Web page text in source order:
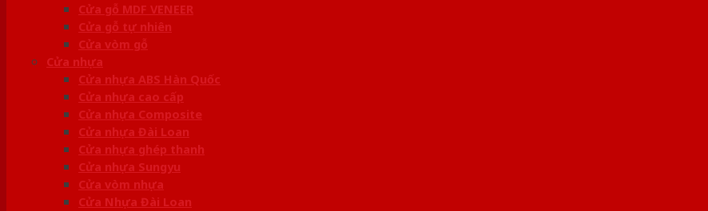
Cửa gỗ MDF VENEER
Cửa gỗ tự nhiên
Cửa vòm gỗ
Cửa nhựa
Cửa nhựa ABS Hàn Quốc
Cửa nhựa cao cấp
Cửa nhựa Composite
Cửa nhựa Đài Loan
Cửa nhựa ghép thanh
Cửa nhựa Sungyu
Cửa vòm nhựa
Cửa Nhựa Đài Loan